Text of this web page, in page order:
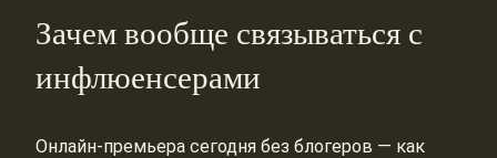
Зачем вообще связываться с
инфлюенсерами
Онлайн‑премьера сегодня без блогеров — как